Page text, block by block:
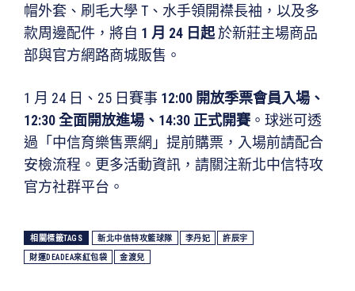
帽外套、刷毛大學 T、水手領開襟長袖，以及多
款周邊配件，將自 1 月 24 日起於新莊主場商品
部與官方網路商城販售。
1 月 24 日、25 日賽事 12:00 開放季票會員入場、
12:30 全面開放進場、14:30 正式開賽。球迷可透
過「中信育樂售票網」提前購票，入場前請配合
安檢流程。更多活動資訊，請關注新北中信特攻
官方社群平台。
相關標籤TAGS 新北中信特攻籃球隊 李丹妃 許辰宇
財運DEADEA來紅包袋 金渡兒